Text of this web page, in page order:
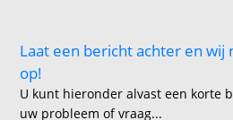
Laat een bericht achter en
op!
U kunt hieronder alvast een korte
uw probleem of vraag...